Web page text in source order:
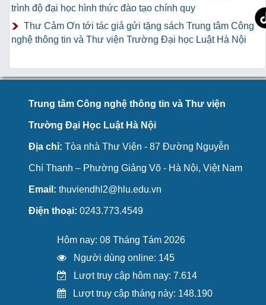
trình độ đại học hình thức đào tạo chính quy
Thư Cảm Ơn tới tác giả gửi tặng sách Trung tâm Công
nghệ thông tin và Thư viện Trường Đại học Luật Hà Nội
Trung tâm Công nghệ thông tin và Thư viện
Trường Đại Học Luật Hà Nội
Địa chỉ: Tòa nhà Thư Viện - 87 Đường Nguyễn
Chí Thanh – Phường Giảng Võ - Hà Nội, Việt Nam
Email: thuviendhl2@hlu.edu.vn
Điện thoại: 0243.773.4549
Hôm nay: 08 Tháng Tám 2026
Người dùng online: 145
Lượt truy cập hôm nay: 7.614
Lượt truy cập tháng này: 148.190